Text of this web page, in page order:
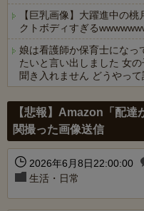
【巨乳画像】大躍進中の
クトボディすぎる
娘は看護師か保育士になっ
たいと言い出しました 女
聞き入れません どうやっ
【悲報】Amazon「配
関撮った画像送信
2026年6月8日22:00:00
生活・日常